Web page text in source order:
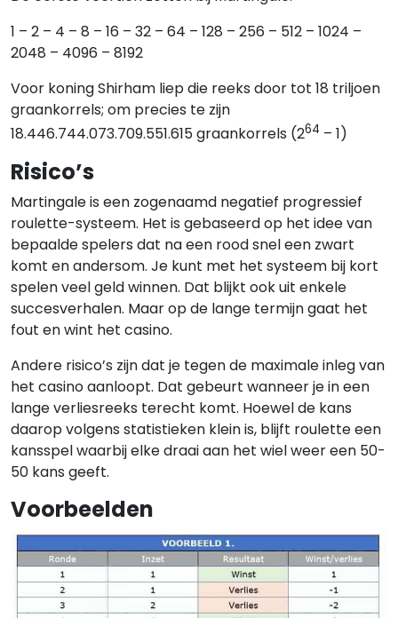
1 – 2 – 4 – 8 – 16 – 32 – 64 – 128 – 256 – 512 – 1024 –
2048 – 4096 – 8192
Voor koning Shirham liep die reeks door tot 18 triljoen
graankorrels; om precies te zijn
18.446.744.073.709.551.615 graankorrels (264 – 1)
Risico’s
Martingale is een zogenaamd negatief progressief
roulette-systeem. Het is gebaseerd op het idee van
bepaalde spelers dat na een rood snel een zwart
komt en andersom. Je kunt met het systeem bij kort
spelen veel geld winnen. Dat blijkt ook uit enkele
succesverhalen. Maar op de lange termijn gaat het
fout en wint het casino.
Andere risico’s zijn dat je tegen de maximale inleg van
het casino aanloopt. Dat gebeurt wanneer je in een
lange verliesreeks terecht komt. Hoewel de kans
daarop volgens statistieken klein is, blijft roulette een
kansspel waarbij elke draai aan het wiel weer een 50-
50 kans geeft.
Voorbeelden